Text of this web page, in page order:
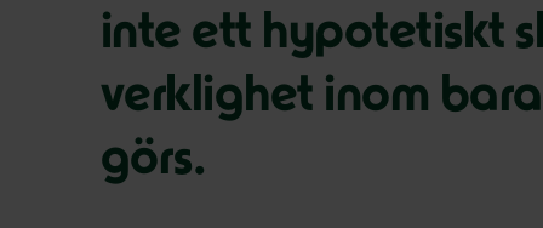
inte ett hypotetiskt
verklighet inom
görs.